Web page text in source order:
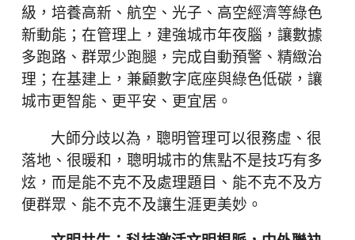
級，培養高新、航空、光子、高空經濟等綠色
新動能；在管理上，建強城市年夜腦，讓數據
多跑路、群眾少跑腿，完成自動預警、精緻治
理；在基建上，兼顧數字底座與綠色低碳，讓
城市更智能、更平安、更宜居。
大師分歧以為，聰明管理可以很務虛、很
落地、很暖和，聰明城市的焦點不是技巧有多
炫，而是能不克不及處理題目、能不克不及方
便群眾、能不克不及讓生涯更美妙。